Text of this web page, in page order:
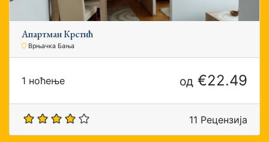
Апартман Крстић
Врњачка Бања
1 ноћење од €22.49
11 Рецензија